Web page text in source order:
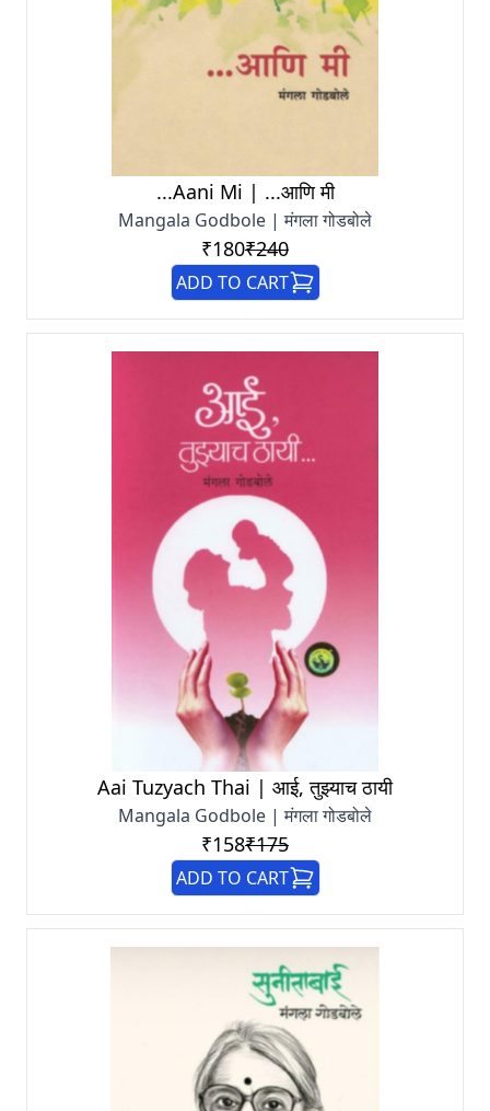
...Aani Mi | ...आणि मी
Mangala Godbole | मंगला गोडबोले
₹180₹240
ADD TO CART
Aai Tuzyach Thai | आई, तुझ्याच ठायी
Mangala Godbole | मंगला गोडबोले
₹158₹175
ADD TO CART